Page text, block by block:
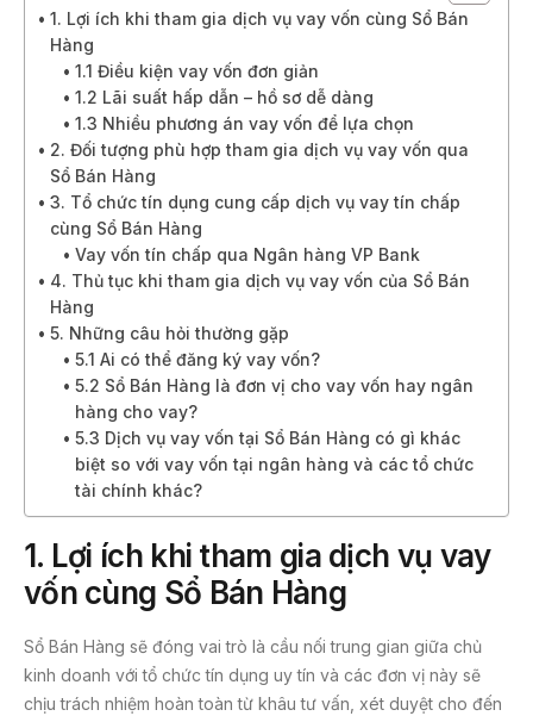
1. Lợi ích khi tham gia dịch vụ vay vốn cùng Sổ Bán
Hàng
1.1 Điều kiện vay vốn đơn giản
1.2 Lãi suất hấp dẫn – hồ sơ dễ dàng
1.3 Nhiều phương án vay vốn để lựa chọn
2. Đối tượng phù hợp tham gia dịch vụ vay vốn qua
Sổ Bán Hàng
3. Tổ chức tín dụng cung cấp dịch vụ vay tín chấp
cùng Sổ Bán Hàng
Vay vốn tín chấp qua Ngân hàng VP Bank
4. Thủ tục khi tham gia dịch vụ vay vốn của Sổ Bán
Hàng
5. Những câu hỏi thường gặp
5.1 Ai có thể đăng ký vay vốn?
5.2 Sổ Bán Hàng là đơn vị cho vay vốn hay ngân
hàng cho vay?
5.3 Dịch vụ vay vốn tại Sổ Bán Hàng có gì khác
biệt so với vay vốn tại ngân hàng và các tổ chức
tài chính khác?
1. Lợi ích khi tham gia dịch vụ vay
vốn cùng Sổ Bán Hàng
Sổ Bán Hàng sẽ đóng vai trò là cầu nối trung gian giữa chủ
kinh doanh với tổ chức tín dụng uy tín và các đơn vị này sẽ
chịu trách nhiệm hoàn toàn từ khâu tư vấn, xét duyệt cho đến